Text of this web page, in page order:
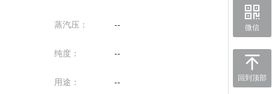
蒸汽压： --
纯度： --
用途： --
微信
回到顶部